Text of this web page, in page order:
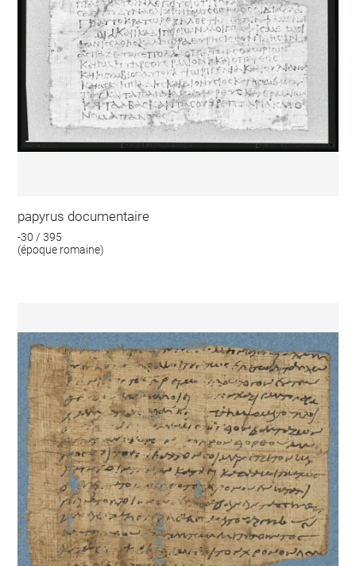
papyrus documentaire
-30 / 395
(époque romaine)